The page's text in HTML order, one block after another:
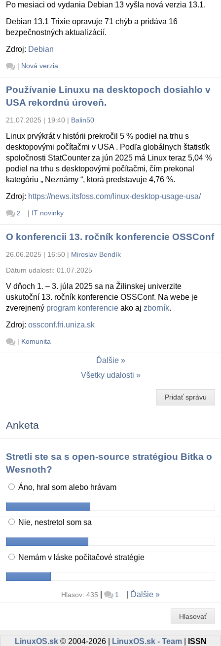
Po mesiaci od vydania Debian 13 vyšla nová verzia 13.1.
Debian 13.1 Trixie opravuje 71 chýb a pridáva 16
bezpečnostných aktualizácií.
Zdroj: Debian
| Nová verzia
Používanie Linuxu na desktopoch dosiahlo v
USA rekordnú úroveň.
21.07.2025 | 19:40 | Balin50
Linux prvýkrát v histórii prekročil 5 % podiel na trhu s
desktopovými počítačmi v USA . Podľa globálnych štatistík
spoločnosti StatCounter za jún 2025 má Linux teraz 5,04 %
podiel na trhu s desktopovými počítačmi, čím prekonal
kategóriu „ Neznámy “, ktorá predstavuje 4,76 %.
Zdroj: https://news.itsfoss.com/linux-desktop-usage-usa/
2 | IT novinky
O konferencii 13. ročník konferencie OSSConf
26.06.2025 | 16:50 | Miroslav Bendík
Dátum udalosti: 01.07.2025
V dňoch 1. – 3. júla 2025 sa na Žilinskej univerzite
uskutoční 13. ročník konferencie OSSConf. Na webe je
zverejnený program konferencie ako aj zborník.
Zdroj: ossconf.fri.uniza.sk
| Komunita
Ďalšie
Všetky udalosti
Pridať správu
Anketa
Stretli ste sa s open-source stratégiou Bitka o
Wesnoth?
Áno, hral som alebo hrávam
Nie, nestretol som sa
Nemám v láske počítačové stratégie
Hlasov: 435 1 Ďalšie
Hlasovať
LinuxOS.sk© 2004-2026 | LinuxOS.sk - Team| ISSN